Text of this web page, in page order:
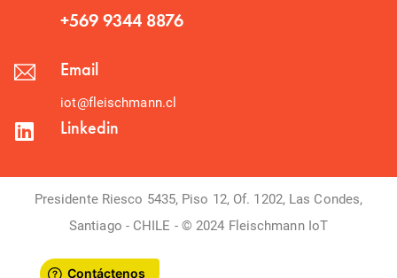
+569 9344 8876
Email
iot@fleischmann.cl
Linkedin
Presidente Riesco 5435, Piso 12, Of. 1202, Las Condes,
Santiago - CHILE - © 2024 Fleischmann IoT